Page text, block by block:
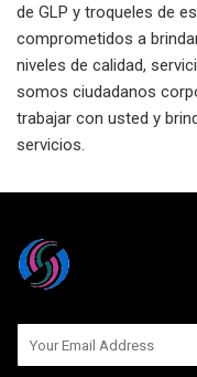
de GLP y troqueles de
comprometidos a
niveles de calidad,
somos ciudadanos
trabajar con usted y
servicios.